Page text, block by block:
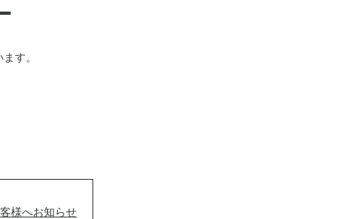
す。
様へお知らせ